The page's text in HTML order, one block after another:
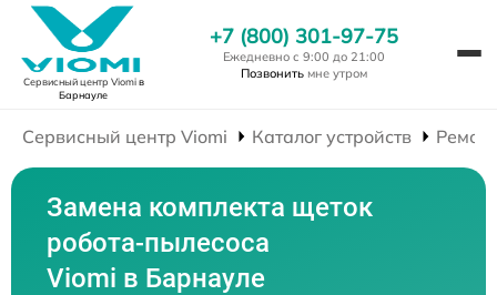
Сервисный центр Viomiв
Барнауле
+7 (800) 301-97-75
Ежедневно с 9:00 до 21:00
Позвонить мне утром
Сервисный центр Viomi Каталог устройств
Замена комплекта щеток
робота-пылесоса
Viomi в Барнауле